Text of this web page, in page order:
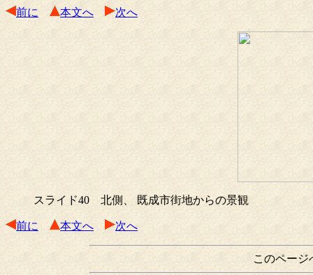
前に 本文へ 次へ
スライド40 北側、 既成市街地からの景観
前に 本文へ 次へ
このページ